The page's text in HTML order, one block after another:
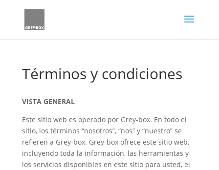
Términos y condiciones
VISTA GENERAL
Este sitio web es operado por Grey-box. En todo el
sitio, los términos “nosotros”, “nos” y “nuestro” se
refieren a Grey-box. Grey-box ofrece este sitio web,
incluyendo toda la información, las herramientas y
los servicios disponibles en este sitio para usted, el